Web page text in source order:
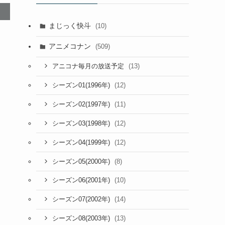
まじっく快斗 (10)
アニメコナン (509)
アニコナ毎月の放送予定 (13)
シーズン01(1996年) (12)
シーズン02(1997年) (11)
シーズン03(1998年) (12)
シーズン04(1999年) (12)
シーズン05(2000年) (8)
シーズン06(2001年) (10)
シーズン07(2002年) (14)
シーズン08(2003年) (13)